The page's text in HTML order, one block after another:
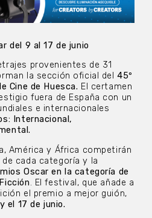
del 9 al 17 de junio
provenientes de 31
la sección oficial del45º
Cine de Huesca. El certamen
fuera de España con un
e internacionales
Internacional,
América y África competirán
cada categoría y la
Oscar en la categoría de
. El festival, que añade a
el premio a mejor guión,
el 17 de junio.